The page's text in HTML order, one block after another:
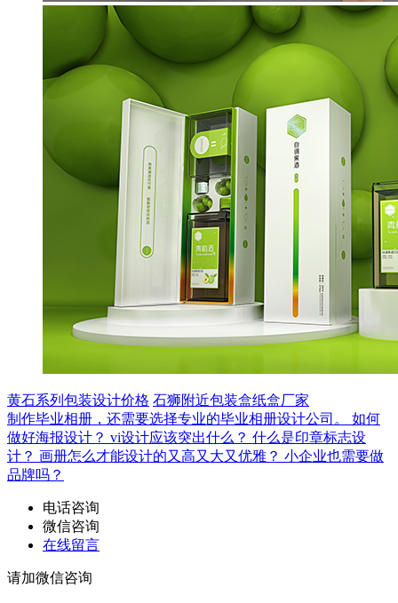
黄石系列包装设计价格 石狮附近包装盒纸盒厂家
制作毕业相册，还需要选择专业的毕业相册设计公司。 如何
做好海报设计？ vi设计应该突出什么？ 什么是印章标志设
计？ 画册怎么才能设计的又高又大又优雅？ 小企业也需要做
品牌吗？
电话咨询
微信咨询
在线留言
请加微信咨询